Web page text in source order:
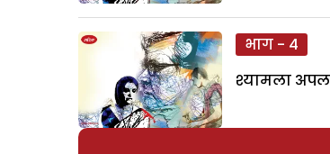
भाग - 4
श्यामला